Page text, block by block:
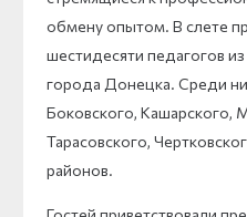
обмену опытом. В слете
шестидесяти педагогов
города Донецка. Среди
Боковского, Кашарского,
Тарасовского,
районов.